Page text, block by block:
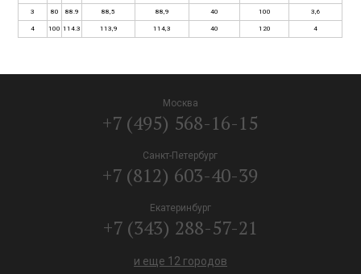
3 80 88.9 88,5 88,9 40 100 3,6
4 100 114.3 113,9 114,3 40 120 4
Москва
+7 (495) 568-16-15
Санкт-Петербург
+7 (812) 603-40-39
Екатеринбург
+7 (343) 288-57-21
и еще 12 городов